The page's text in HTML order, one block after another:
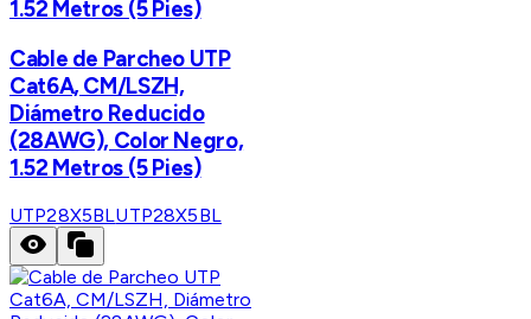
1.52 Metros (5 Pies)
Cable de Parcheo UTP
Cat6A, CM/LSZH,
Diámetro Reducido
(28AWG), Color Negro,
1.52 Metros (5 Pies)
UTP28X5BLUTP28X5BL